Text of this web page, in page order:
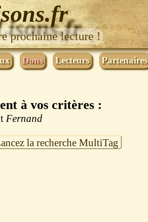
prochaine lecture !
Dons Lecteurs Partenaires
à vos critères :
Fernand
la recherche MultiTag